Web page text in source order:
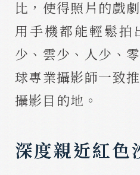
比，使得照片的戲
用手機都能輕鬆拍
少、雲少、人少、
球專業攝影師一致
攝影目的地。
深度親近紅色